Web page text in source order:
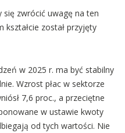
się zwrócić uwagę na ten
został przyjęty
w 2025 r. ma być stabilny
Wzrost płac w sektorze
7,6 proc., a przeciętne
w ustawie kwoty
od tych wartości. Nie